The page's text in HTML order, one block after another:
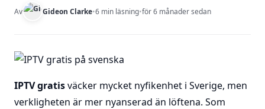
Av Gideon Clarke•6 min läsning•för 6 månader sedan
IPTV gratisväcker mycket nyfikenhet i Sverige, men
verkligheten är mer nyanserad än löftena. Som